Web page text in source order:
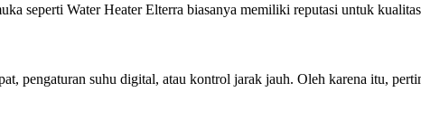
seperti Water Heater Elterra biasanya memiliki reputasi untuk
pengaturan suhu digital, atau kontrol jarak jauh. Oleh karena itu,